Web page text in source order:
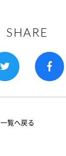
SHARE
一覧へ戻る